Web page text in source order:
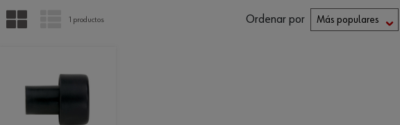
PARRILLA LISTA
1 productos Ordenar por